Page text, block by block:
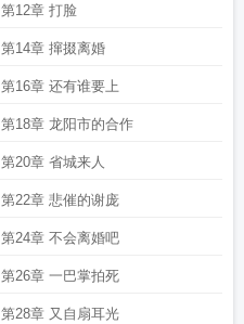
第12章 打脸
第14章 撺掇离婚
第16章 还有谁要上
第18章 龙阳市的合作
第20章 省城来人
第22章 悲催的谢庞
第24章 不会离婚吧
第26章 一巴掌拍死
第28章 又自扇耳光